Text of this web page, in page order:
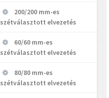
200/200 mm-es
szétválasztott elvezetés
60/60 mm-es
szétválasztott elvezetés
80/80 mm-es
szétválasztott elvezetés